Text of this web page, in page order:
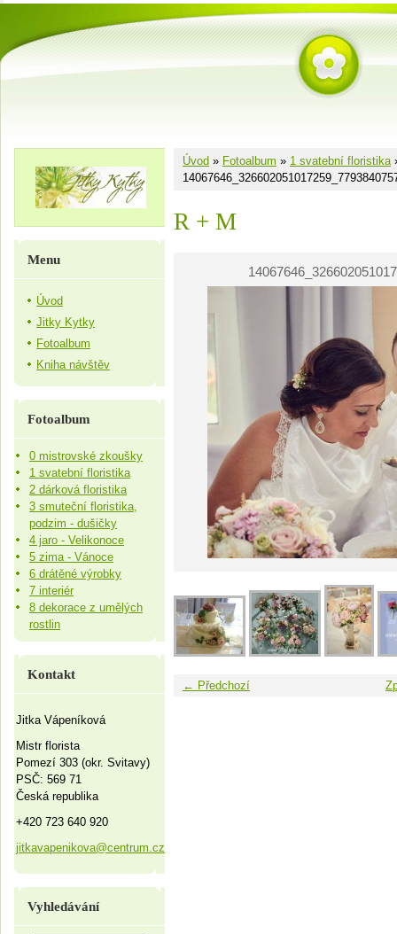
Úvod » Fotoalbum » 1 svatební floristika
R + M
← Předchozí
Menu
Úvod
Jitky Kytky
Fotoalbum
Kniha návštěv
Fotoalbum
0 mistrovské zkoušky
1 svatební floristika
2 dárková floristika
3 smuteční floristika,
podzim - dušičky
4 jaro - Velikonoce
5 zima - Vánoce
6 drátěné výrobky
7 interiér
8 dekorace z umělých
rostlin
Kontakt
Jitka Vápeníková
Mistr florista
Pomezí 303 (okr. Svitavy)
PSČ: 569 71
Česká republika
+420 723 640 920
jitkavapenikova@centrum.cz
Vyhledávání